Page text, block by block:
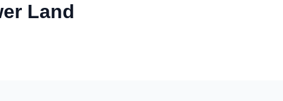
Land